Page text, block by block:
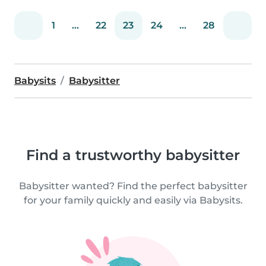
1 ... 22 23 24 ... 28
Babysits Babysitter
Find a trustworthy babysitter
Babysitter wanted? Find the perfect babysitter
for your family quickly and easily via Babysits.